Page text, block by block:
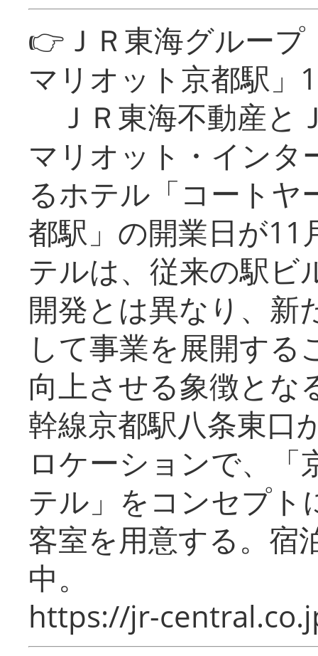
👉ＪＲ東海グルー
マリオット京都駅」
ＪＲ東海不動産と
マリオット・インタ
るホテル「コートヤ
都駅」の開業日が11
テルは、従来の駅ビ
開発とは異なり、新
して事業を展開する
向上させる象徴とな
幹線京都駅八条東口
ロケーションで、「
テル」をコンセプト
客室を用意する。宿
中。
https://jr-